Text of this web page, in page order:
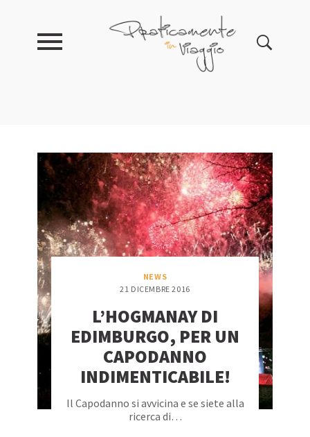
NEWS
21 DICEMBRE 2016
L’HOGMANAY DI
EDIMBURGO, PER UN
CAPODANNO
INDIMENTICABILE!
Il Capodanno si avvicina e se siete alla
ricerca di…